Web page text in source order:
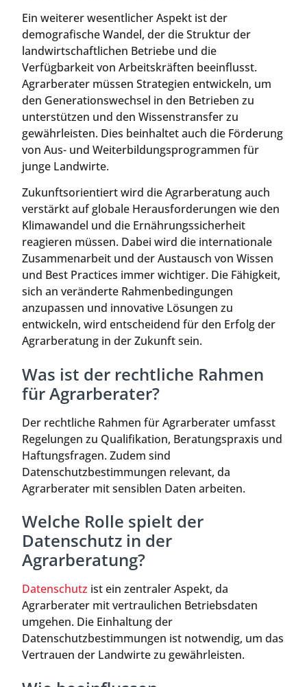
Ein weiterer wesentlicher Aspekt ist der
demografische Wandel, der die Struktur der
landwirtschaftlichen Betriebe und die
Verfügbarkeit von Arbeitskräften beeinflusst.
Agrarberater müssen Strategien entwickeln, um
den Generationswechsel in den Betrieben zu
unterstützen und den Wissenstransfer zu
gewährleisten. Dies beinhaltet auch die Förderung
von Aus- und Weiterbildungsprogrammen für
junge Landwirte.
Zukunftsorientiert wird die Agrarberatung auch
verstärkt auf globale Herausforderungen wie den
Klimawandel und die Ernährungssicherheit
reagieren müssen. Dabei wird die internationale
Zusammenarbeit und der Austausch von Wissen
und Best Practices immer wichtiger. Die Fähigkeit,
sich an veränderte Rahmenbedingungen
anzupassen und innovative Lösungen zu
entwickeln, wird entscheidend für den Erfolg der
Agrarberatung in der Zukunft sein.
Was ist der rechtliche Rahmen
für Agrarberater?
Der rechtliche Rahmen für Agrarberater umfasst
Regelungen zu Qualifikation, Beratungspraxis und
Haftungsfragen. Zudem sind
Datenschutzbestimmungen relevant, da
Agrarberater mit sensiblen Daten arbeiten.
Welche Rolle spielt der
Datenschutz in der
Agrarberatung?
Datenschutz ist ein zentraler Aspekt, da
Agrarberater mit vertraulichen Betriebsdaten
umgehen. Die Einhaltung der
Datenschutzbestimmungen ist notwendig, um das
Vertrauen der Landwirte zu gewährleisten.